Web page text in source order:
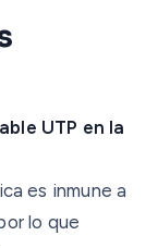
UTP en la
es inmune a
lo que